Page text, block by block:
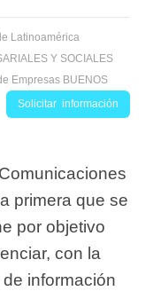
Latinoamérica
Y SOCIALES
Empresas BUENOS
Solicitar información
primera que se
por objetivo
con la
información